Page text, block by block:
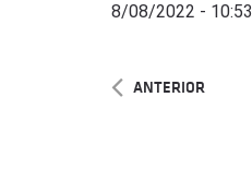
8/08/2022 - 10:53
ANTERIOR